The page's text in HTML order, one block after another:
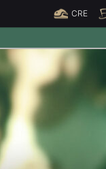
CRE